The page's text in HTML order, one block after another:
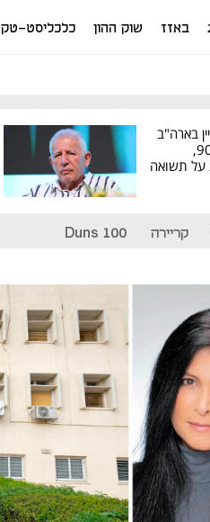
באזז שוק ההון כלכליסט-טק
בארה"ב
צנח ב-90%,
על תשואה
קריירה Duns 100